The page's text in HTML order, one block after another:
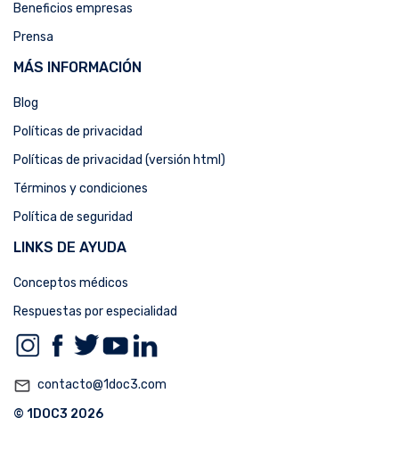
Beneficios empresas
Prensa
MÁS INFORMACIÓN
Blog
Políticas de privacidad
Políticas de privacidad (versión html)
Términos y condiciones
Política de seguridad
LINKS DE AYUDA
Conceptos médicos
Respuestas por especialidad
mail_outline contacto@1doc3.com
© 1DOC3 2026